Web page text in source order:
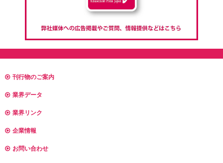
刊行物のご案内
業界データ
業界リンク
企業情報
お問い合わせ